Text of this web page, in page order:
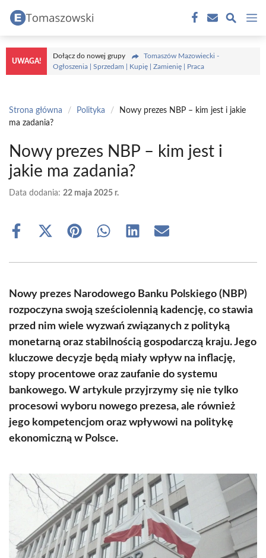
treści
UWAGA!
Dołącz do nowej grupy
Tomaszów Mazowiecki -
Ogłoszenia | Sprzedam | Kupię | Zamienię | Praca
Strona główna / Polityka /
Nowy prezes NBP – kim jest i jakie
ma zadania?
Nowy prezes NBP – kim jest i
jakie ma zadania?
Data dodania: 22 maja 2025 r.
Share
Share
(Twitter)
Share Share Share Share
Nowy prezes Narodowego Banku Polskiego (NBP)
rozpoczyna swoją sześciolennią kadencję, co stawia
przed nim wiele wyzwań związanych z polityką
monetarną oraz stabilnością gospodarczą kraju. Jego
kluczowe decyzje będą miały wpływ na inflację,
stopy procentowe oraz zaufanie do systemu
bankowego. W artykule przyjrzymy się nie tylko
procesowi wyboru nowego prezesa, ale również
jego kompetencjom oraz wpływowi na politykę
ekonomiczną w Polsce.